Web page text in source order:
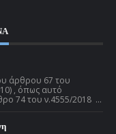
άρθρου 67 του
, όπως αυτό
74 του ν.4555/2018 ...